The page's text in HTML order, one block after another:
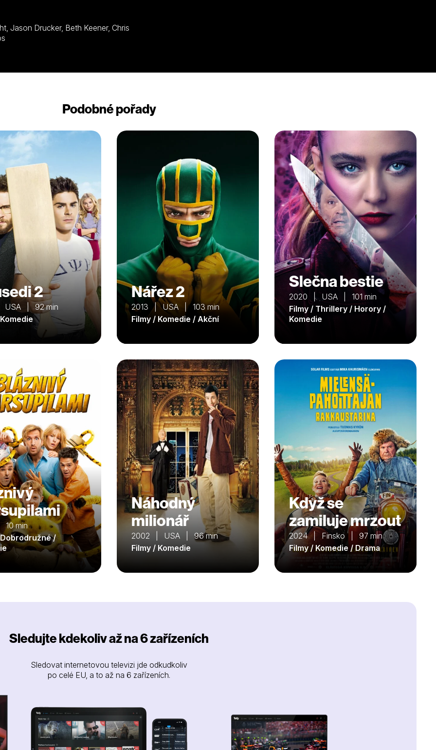
Podobné pořady
2
USA | 92 min
Nářez 2
2013 | USA | 103 min
Filmy / Komedie / Akční
Slečna bestie
2020 | USA | 101 min
Filmy / Thrillery / Horory /
Komedie
min
/
Náhodný
milionář
2002 | USA | 96 min
Filmy / Komedie
Když se
zamiluje mrzout
2024 | Finsko | 97 min
Filmy / Komedie / Drama
Sledujte kdekoliv až na 6 zařízeních
Sledovat internetovou televizi jde odkudkoliv
po celé EU, a to až na 6 zařízeních.